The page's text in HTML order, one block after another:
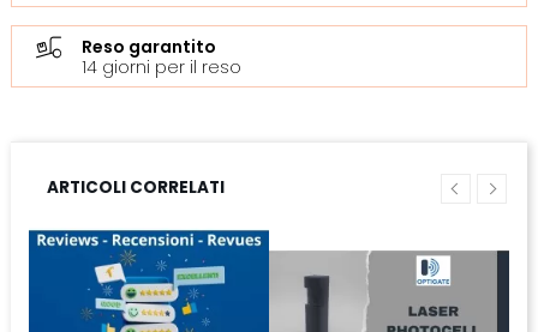
Reso garantito
14 giorni per il reso
ARTICOLI CORRELATI